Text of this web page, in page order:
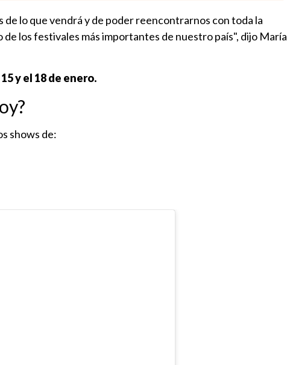
de lo que vendrá y de poder reencontrarnos con toda la
de los festivales más importantes de nuestro país", dijo María
15 y el 18 de enero.
shows de: